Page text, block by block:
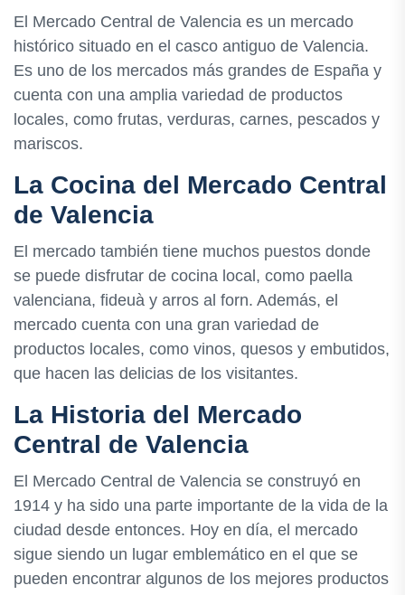
El Mercado Central de Valencia es un mercado
histórico situado en el casco antiguo de Valencia.
Es uno de los mercados más grandes de España y
cuenta con una amplia variedad de productos
locales, como frutas, verduras, carnes, pescados y
mariscos.
La Cocina del Mercado Central
de Valencia
El mercado también tiene muchos puestos donde
se puede disfrutar de cocina local, como paella
valenciana, fideuà y arros al forn. Además, el
mercado cuenta con una gran variedad de
productos locales, como vinos, quesos y embutidos,
que hacen las delicias de los visitantes.
La Historia del Mercado
Central de Valencia
El Mercado Central de Valencia se construyó en
1914 y ha sido una parte importante de la vida de la
ciudad desde entonces. Hoy en día, el mercado
sigue siendo un lugar emblemático en el que se
pueden encontrar algunos de los mejores productos